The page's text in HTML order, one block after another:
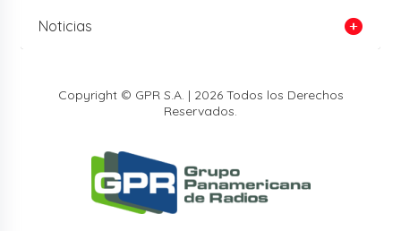
Noticias
Copyright © GPR S.A. | 2026 Todos los Derechos
Reservados.